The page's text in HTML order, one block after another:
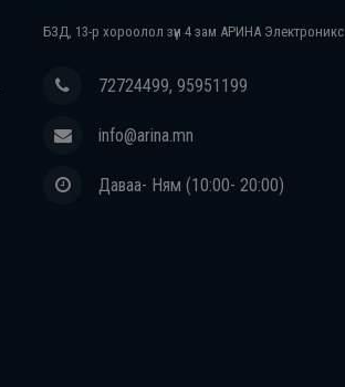
БЗД, 13-р хороолол зүүн 4 зам АРИНА Электроникс
72724499, 95951199
info@arina.mn
Даваа- Ням (10:00- 20:00)